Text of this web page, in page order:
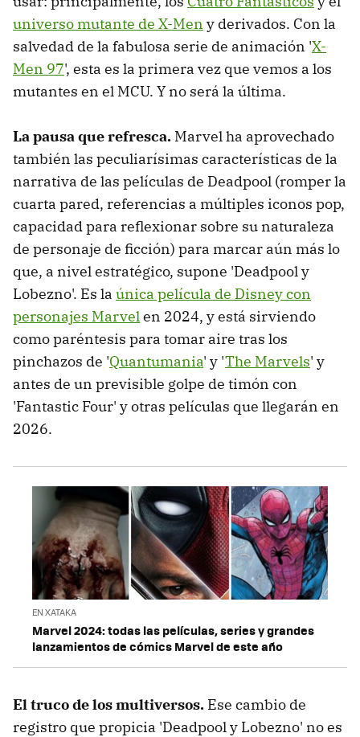
universo mutante de X-Men y derivados. Con la
salvedad de la fabulosa serie de animación 'X-
Men 97', esta es la primera vez que vemos a los
mutantes en el MCU. Y no será la última.
La pausa que refresca. Marvel ha aprovechado
también las peculiarísimas características de la
narrativa de las películas de Deadpool (romper la
cuarta pared, referencias a múltiples iconos pop,
capacidad para reflexionar sobre su naturaleza
de personaje de ficción) para marcar aún más lo
que, a nivel estratégico, supone 'Deadpool y
Lobezno'. Es la única película de Disney con
personajes Marvelen 2024, y está sirviendo
como paréntesis para tomar aire tras los
pinchazos de 'Quantumania' y 'The Marvels' y
antes de un previsible golpe de timón con
'Fantastic Four' y otras películas que llegarán en
2026.
EN XATAKA
Marvel 2024: todas las películas, series y grandes
lanzamientos de cómics Marvel de este año
El truco de los multiversos. Ese cambio de
registro que propicia 'Deadpool y Lobezno' no es